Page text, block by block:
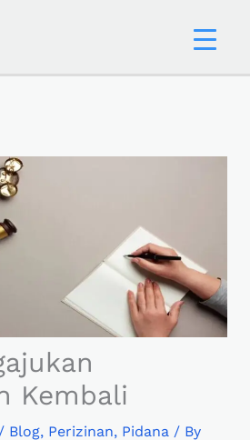
Kembali
/ Blog, Perizinan, Pidana/ By